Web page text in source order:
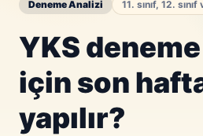
Deneme Analizi 11. sınıf, 12.
YKS
için son
yapılır?